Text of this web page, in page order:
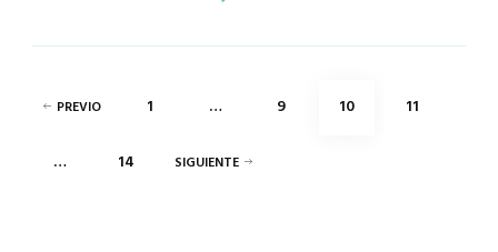
Paginación
entradas
PREVIO PÁGINA
1 … PÁGINA
9 PÁGINA
10 PÁGINA
11
… PÁGINA
14 SIGUIENTE